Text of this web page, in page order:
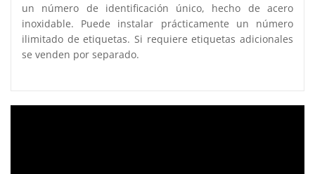
un número de identificación único, hecho de acero
inoxidable. Puede instalar prácticamente un número
ilimitado de etiquetas. Si requiere etiquetas adicionales
se venden por separado.